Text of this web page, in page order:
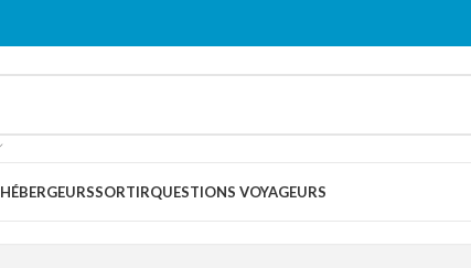
HÉBERGEURSSORTIRQUESTIONS VOYAGEURS